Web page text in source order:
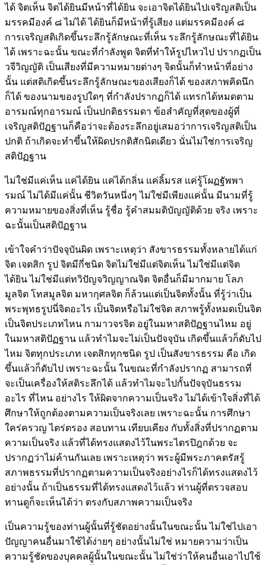
ได้ จิตเห็น จิตได้ยินมีหน้าที่ได้ยิน จะเอาจิตได้ยินไปเจริญสติเป็น
มรรคมีองค์ ๘ ไม่ได้ ได้ยินก็มีหน้าที่รู้เสียง แต่มรรคมีองค์ ๘
การเจริญสติเกิดขึ้นระลึกรู้ลักษณะที่เห็น ระลึกรู้ลักษณะที่ได้ยิน
ได้ เพราะฉะนั้น ขณะที่กำลังพูด จิตที่ทำให้รูปไหวไป ปรากฏเป็น
วจีวิญญัติ เป็นเสียงที่มีความหมายต่างๆ จิตนั้นก็ทำหน้าที่อย่าง
นั้น แต่สติเกิดขึ้นระลึกรู้ลักษณะของเสียงก็ได้ ของสภาพคิดนึก
ก็ได้ ของนามของรูปใดๆ ที่กำลังปรากฏก็ได้ แทรกได้หมดตาม
อารมณ์ทุกอารมณ์ เป็นปกติธรรมดา ข้อสำคัญที่สุดของผู้ที่
เจริญสติปัฏฐานก็คือว่าจะต้องระลึกอยู่เสมอว่าการเจริญสติเป็น
ปกติ ถ้าเกิดจะทำขึ้นให้ผิดปรกติสักนิดเดียว นั่นไม่ใช่การเจริญ
สติปัฏฐาน
ไม่ใช่มีแค่เห็น แค่ได้ยิน แค่ได้กลิ่น แค่ลิ้มรส แค่รู้โผฏฐัพพา
รมณ์ ไม่ได้มีแค่นั้น ชีวิตวันหนึ่งๆ ไม่ใช่มีเพียงแค่นั้น มีนามที่รู้
ความหมายของสิ่งที่เห็น รู้ชื่อ รู้คำสมมติบัญญัติด้วย จริง เพราะ
ฉะนั้นเป็นสติปัฏฐาน
เข้าใจคำว่าปัจจุบันผิด เพราะเหตุว่า สังขารธรรมทั้งหลายได้แก่
จิต เจตสิก รูป จิตมีกี่ชนิด จิตไม่ใช่มีแต่จิตเห็น ไม่ใช่มีแต่จิต
ได้ยิน ไม่ใช่มีแต่ทวิปัญจวิญญาณจิต จิตอื่นก็มีมากมาย โลภ
มูลจิต โทสมูลจิต มหากุศลจิต ก็ล้วนแต่เป็นจิตทั้งนั้น ที่รู้ว่าเป็น
พระพุทธรูปนี่จิตอะไร เป็นจิตหรือไม่ใช่จิต สภาพรู้ทั้งหมดเป็นจิต
เป็นจิตประเภทไหน กามาวจรจิต อยู่ในมหาสติปัฏฐานไหม อยู่
ในมหาสติปัฏฐาน แล้วทำไมจะไม่เป็นปัจจุบัน เกิดขึ้นแล้วก็ดับไป
ไหม จิตทุกประเภท เจตสิกทุกชนิด รูป เป็นสังขารธรรม คือ เกิด
ขึ้นแล้วก็ดับไป เพราะฉะนั้น ในขณะที่กำลังปรากฏ สามารถที่
จะเป็นเครื่องให้สติระลึกได้ แล้วทำไมจะไปกั้นปัจจุบันธรรม
อะไร ที่ไหน อย่างไร ให้ผิดจากความเป็นจริง ไม่ได้เข้าใจสิ่งที่ได้
ศึกษาให้ถูกต้องตามความเป็นจริงเลย เพราะฉะนั้น การศึกษา
ใคร่ครวญ ไตร่ตรอง สอบทาน เทียบเคียง กับทั้งสิ่งที่ปรากฏตาม
ความเป็นจริง แล้วที่ได้ทรงแสดงไว้ในพระไตรปิฎกด้วย จะ
ปรากฏว่าไม่ค้านกันเลย เพราะเหตุว่า พระผู้มีพระภาคตรัสรู้
สภาพธรรมที่ปรากฏตามความเป็นจริงอย่างไรก็ได้ทรงแสดงไว้
อย่างนั้น ถ้าเป็นธรรมที่ได้ทรงแสดงไว้แล้ว ท่านผู้ที่ตรวจสอบ
ทานดูก็จะเห็นได้ว่า ตรงกับสภาพความเป็นจริง
เป็นความรู้ของท่านผู้นั้นที่รู้ชัดอย่างนั้นในขณะนั้น ไม่ใช่ไปเอา
ปัญญาคนอื่นมาใช้ได้ง่ายๆ อย่างนั้นไม่ใช่ หมายความว่าเป็น
ความรู้ชัดของบุคคลผู้นั้นในขณะนั้น ไม่ใช่ว่าให้คนอื่นเอาไปใช้